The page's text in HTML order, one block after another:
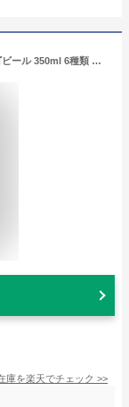
クラフトビール 飲み比べ 詰め合わせ 缶 エチゴビール 350ml 6種類 Wセレクション ギフトセット 送料無料 地ビール 人気 クラフトビール ギフト プレゼント 贈り物
庫を楽天でチェック >>